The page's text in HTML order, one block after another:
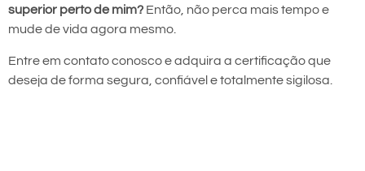
superior perto de mim? Então, não perca mais tempo e
mude de vida agora mesmo.
Entre em contato conosco e adquira a certificação que
deseja de forma segura, confiável e totalmente sigilosa.